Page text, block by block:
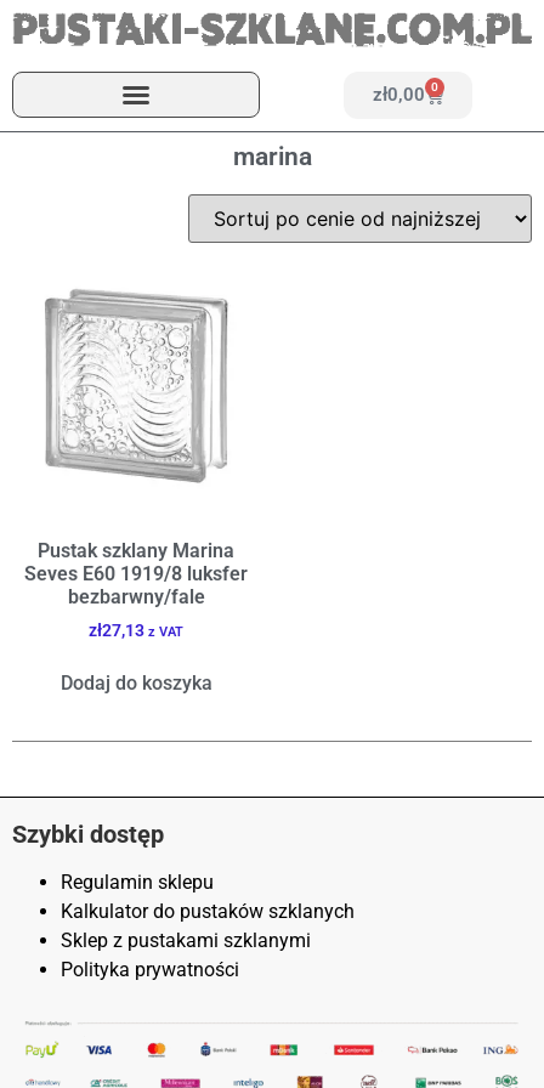
zł0,00 0
marina
Pustak szklany Marina
Seves E60 1919/8 luksfer
bezbarwny/fale
zł27,13 z VAT
Dodaj do koszyka
Szybki dostęp
Regulamin sklepu
Kalkulator do pustaków szklanych
Sklep z pustakami szklanymi
Polityka prywatności